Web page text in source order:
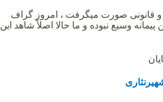
و قانونی صورت میگرفت ، امروز گراف
وسیع نبوده و ما حالا اصلاً شاهد این